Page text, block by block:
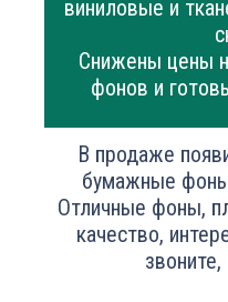
виниловые и
Снижены цены
фонов и
В продаже
бумажные
Отличные фоны,
качество,